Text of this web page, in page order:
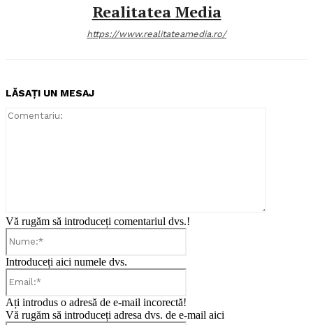
Realitatea Media
https://www.realitateamedia.ro/
LĂSAȚI UN MESAJ
Vă rugăm să introduceți comentariul dvs.!
Introduceți aici numele dvs.
Ați introdus o adresă de e-mail incorectă!
Vă rugăm să introduceți adresa dvs. de e-mail aici